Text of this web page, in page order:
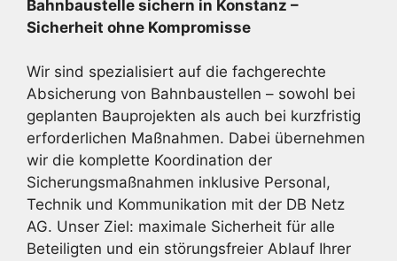
Bahnbaustelle sichern in Konstanz –
Sicherheit ohne Kompromisse
Wir sind spezialisiert auf die fachgerechte
Absicherung von Bahnbaustellen – sowohl bei
geplanten Bauprojekten als auch bei kurzfristig
erforderlichen Maßnahmen. Dabei übernehmen
wir die komplette Koordination der
Sicherungsmaßnahmen inklusive Personal,
Technik und Kommunikation mit der DB Netz
AG. Unser Ziel: maximale Sicherheit für alle
Beteiligten und ein störungsfreier Ablauf Ihrer